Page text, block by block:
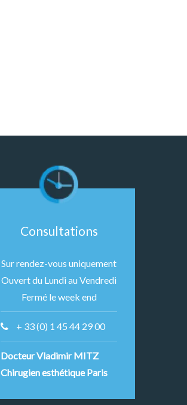
Consultations
Sur rendez-vous uniquement
Ouvert du Lundi au Vendredi
Fermé le week end
+ 33 (0) 1 45 44 29 00
Docteur Vladimir MITZ
Chirugien esthétique Paris